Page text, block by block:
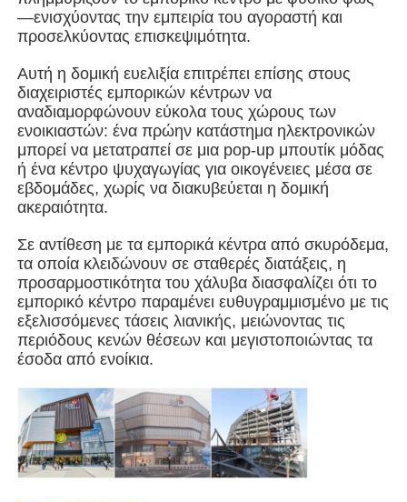
Νέα
Όλες οι περιπτώσεις
Ζητήστε ένα απόσπασμα
Οικοδόμηση δομής χάλυβα
Εργαστήριο Μεταλλικών Κατασκευών
αποθήκη χάλυβα
Κουτί χάλυβα
Βαριά δομή χάλυβα
Γέφυρα από χάλυβα
—ενισχύοντας την εμπειρία του αγοραστή και
προσελκύοντας επισκεψιμότητα.
Αυτή η δομική ευελιξία επιτρέπει επίσης στους
διαχειριστές εμπορικών κέντρων να
αναδιαμορφώνουν εύκολα τους χώρους των
ενοικιαστών: ένα πρώην κατάστημα ηλεκτρονικών
μπορεί να μετατραπεί σε μια pop-up μπουτίκ μόδας
ή ένα κέντρο ψυχαγωγίας για οικογένειες μέσα σε
εβδομάδες, χωρίς να διακυβεύεται η δομική
ακεραιότητα.
Σε αντίθεση με τα εμπορικά κέντρα από σκυρόδεμα,
τα οποία κλειδώνουν σε σταθερές διατάξεις, η
προσαρμοστικότητα του χάλυβα διασφαλίζει ότι το
εμπορικό κέντρο παραμένει ευθυγραμμισμένο με τις
εξελισσόμενες τάσεις λιανικής, μειώνοντας τις
περιόδους κενών θέσεων και μεγιστοποιώντας τα
έσοδα από ενοίκια.